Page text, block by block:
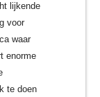
lijkende
voor
waar
enorme
te doen